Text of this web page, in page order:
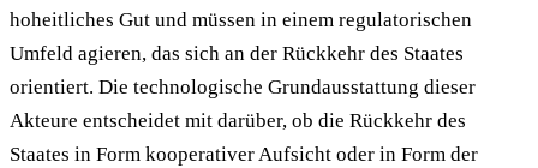
hoheitliches Gut und müssen in einem regulatorischen
Umfeld agieren, das sich an der Rückkehr des Staates
orientiert. Die technologische Grundausstattung dieser
Akteure entscheidet mit darüber, ob die Rückkehr des
Staates in Form kooperativer Aufsicht oder in Form der